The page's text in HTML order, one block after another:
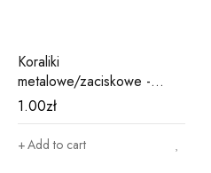
Koraliki
metalowe/zaciskowe -
różowe M8
1.00zł
Add to cart